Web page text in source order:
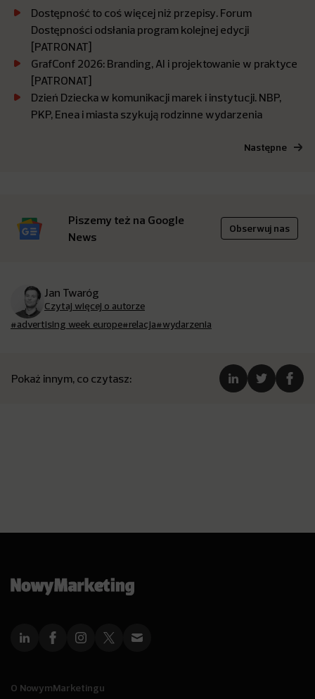
Dostępność to coś więcej niż przepisy. Forum
Dostępności odsłania program kolejnej edycji
[PATRONAT]
GrafConf 2026: Branding, AI i projektowanie w praktyce
[PATRONAT]
Dzień Dziecka w komunikacji marek i instytucji. NBP,
PKP, Enea i miasta szykują rodzinne wydarzenia
Następne
Piszemy też na Google
News
Obserwuj nas
Jan Twaróg
Czytaj więcej o autorze
#advertising week europe#relacja#wydarzenia
Pokaż innym, co czytasz:
O NowymMarketingu